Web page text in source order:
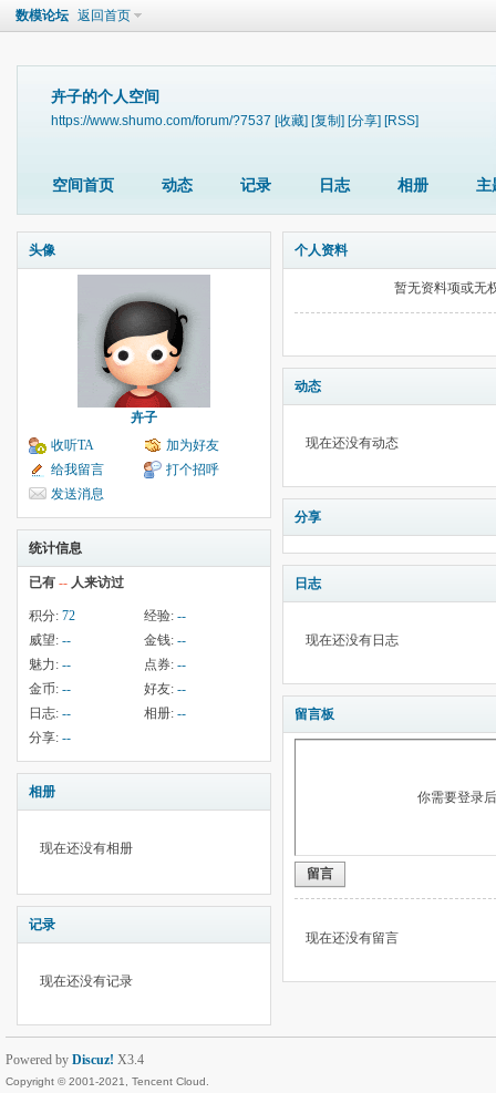
数模论坛 返回首页
卉子的个人空间
https://www.shumo.com/forum/?7537 [收藏] [复制] [分享] [RSS]
空间首页 动态 记录 日志 相册 主
头像
卉子
收听TA
加为好友
给我留言
打个招呼
发送消息
统计信息
已有 -- 人来访过
积分: 72 经验: --
威望: -- 金钱: --
魅力: -- 点券: --
金币: -- 好友: --
日志: -- 相册: --
分享: --
相册
现在还没有相册
记录
现在还没有记录
个人资料
暂无资料项或无
动态
现在还没有动态
分享
日志
现在还没有日志
留言板
你需要登录
留言
现在还没有留言
Powered by Discuz! X3.4
Copyright © 2001-2021, Tencent Cloud.